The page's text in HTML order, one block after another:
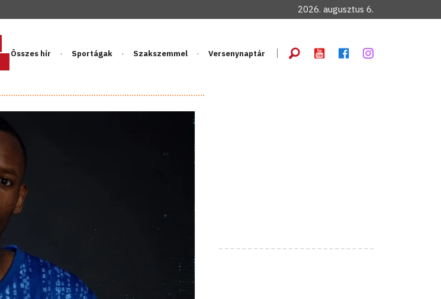
2026. augusztus 6.
Összes hír Sportágak Szakszemmel Versenynaptár